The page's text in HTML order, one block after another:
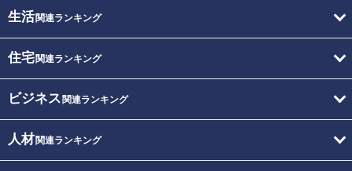
生活関連ランキング
住宅関連ランキング
ビジネス 関連ランキング
人材関連ランキング